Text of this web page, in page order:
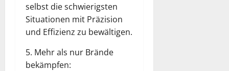
selbst die schwierigsten
Situationen mit Präzision
und Effizienz zu bewältigen.
5. Mehr als nur Brände
bekämpfen: